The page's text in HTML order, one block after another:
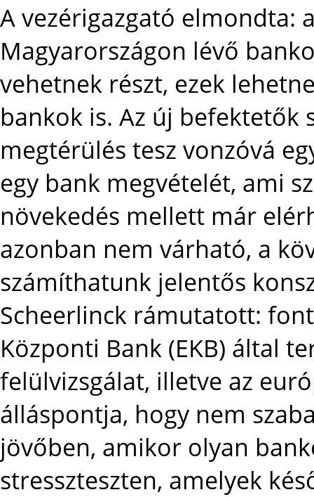
A vezérigazgató elmondta:
Magyarországon lévő
vehetnek részt, ezek
bankok is. Az új befektetők
megtérülés tesz vonzóvá
egy bank megvételét, ami
növekedés mellett már
azonban nem várható, a
számíthatunk jelentős
Scheerlinck rámutatott:
Központi Bank (EKB) által
felülvizsgálat, illetve az
álláspontja, hogy nem
jövőben, amikor olyan
stresszteszten, amelyek